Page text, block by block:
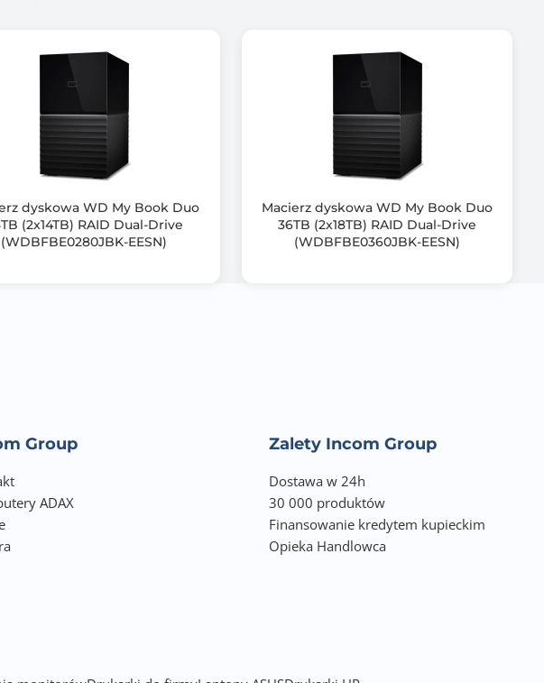
HDD1-2
dyskowa WD My Book Duo
(2x14TB) RAID Dual-Drive
(WDBFBE0280JBK-EESN)
Macierz dyskowa WD My Book Duo
36TB (2x18TB) RAID Dual-Drive
(WDBFBE0360JBK-EESN)
Group
ADAX
Zalety Incom Group
Dostawa w 24h
30 000 produktów
Finansowanie kredytem kupieckim
Opieka Handlowca